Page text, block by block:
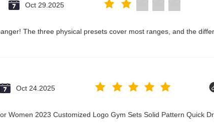
Oct 29.2025
The three physical presets cover most ranges, and the
Oct 24.2025
Women 2023 Customized Logo Gym Sets Solid Pattern Quick